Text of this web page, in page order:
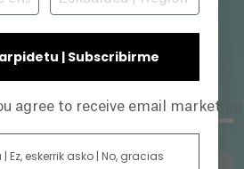
| Subscribirme
agree to receive email
| Ez, eskerrik asko | No, gracias